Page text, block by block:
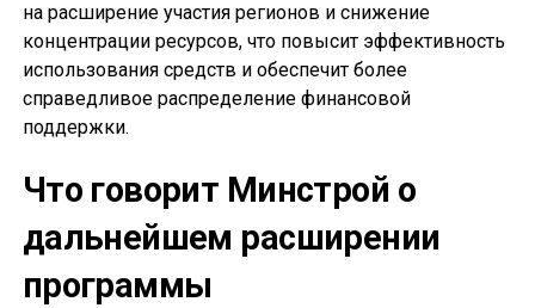
на расширение участия регионов и снижение
концентрации ресурсов, что повысит эффективность
использования средств и обеспечит более
справедливое распределение финансовой
поддержки.
Что говорит Минстрой о
дальнейшем расширении
программы